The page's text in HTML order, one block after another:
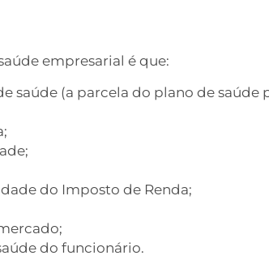
empresarial é que:
saúde (a parcela do plano de saúde
do Imposto de Renda;
do funcionário.